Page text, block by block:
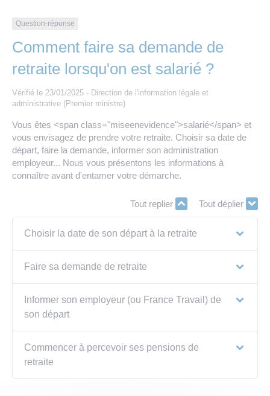
Travaux
Numérique
Nos publications
Question-réponse
Comment faire sa demande de
retraite lorsqu'on est salarié ?
Vérifié le 23/01/2025 - Direction de l'information légale et
administrative (Premier ministre)
Vous êtes <span class="miseenevidence">salarié</span> et
vous envisagez de prendre votre retraite. Choisir sa date de
départ, faire la demande, informer son administration
employeur... Nous vous présentons les informations à
connaître avant d'entamer votre démarche.
Tout replier Tout déplier
Choisir la date de son départ à la retraite
Faire sa demande de retraite
Informer son employeur (ou France Travail) de
son départ
Commencer à percevoir ses pensions de
retraite